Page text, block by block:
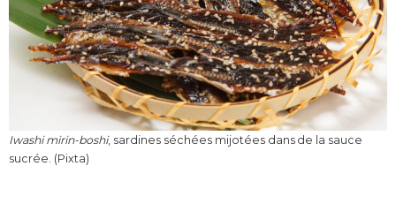
Iwashi mirin-boshi, sardines séchées mijotées dans de la sauce
sucrée. (Pixta)